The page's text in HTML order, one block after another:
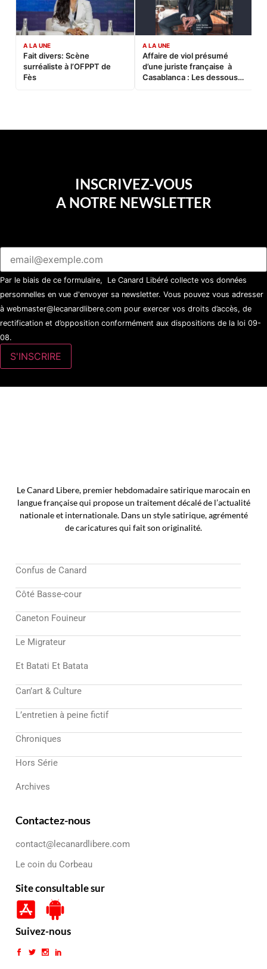
A LA UNE
Fait divers: Scène
surréaliste à l’OFPPT de
Fès
A LA UNE
Affaire de viol présumé
d’une juriste française à
Casablanca : Les dessous
INSCRIVEZ-VOUS
A NOTRE NEWSLETTER
Par le biais de ce formulaire, Le Canard Libéré collecte vos données
personnelles en vue d'envoyer sa newsletter. Vous pouvez vous adresser
à webmaster@lecanardlibere.com pour exercer vos droits d’accès, de
rectification et d’opposition conformément aux dispositions de la loi 09-
08.
Le Canard Libere, premier hebdomadaire satirique marocain en
langue française qui propose un traitement décalé de l’actualité
nationale et internationale. Dans un style satirique, agrémenté
de caricatures qui fait son originalité.
Confus de Canard
Côté Basse-cour
Caneton Fouineur
Le Migrateur
Et Batati Et Batata
Can’art & Culture
L’entretien à peine fictif
Chroniques
Hors Série
Archives
Contactez-nous
contact@lecanardlibere.com
Le coin du Corbeau
Site consultable sur
Suivez-nous